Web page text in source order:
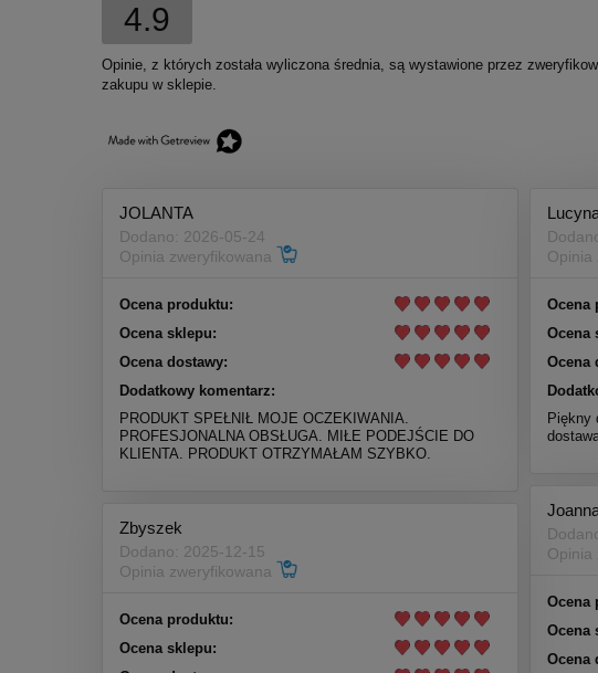
4.9
Opinie, z których została wyliczona średnia, są wystawione przez
zakupu w sklepie.
JOLANTA
Dodano: 2026-05-24
Opinia zweryfikowana
Ocena produktu:
Ocena sklepu:
Ocena dostawy:
Dodatkowy komentarz:
PRODUKT SPEŁNIŁ MOJE OCZEKIWANIA.
PROFESJONALNA OBSŁUGA. MIŁE PODEJŚCIE DO
KLIENTA. PRODUKT OTRZYMAŁAM SZYBKO.
Opinia
Ocena
Ocena
Ocena
Piękny
Opinia
Ocena
Ocena
Ocena
Zbyszek
Dodano: 2025-12-15
Opinia zweryfikowana
Ocena produktu:
Ocena sklepu: